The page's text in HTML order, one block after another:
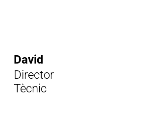
David
Director
Tècnic